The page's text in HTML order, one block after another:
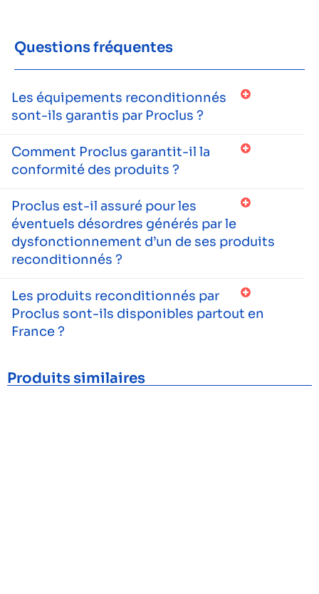
Questions fréquentes
Les équipements reconditionnés
sont-ils garantis par Proclus ?
Comment Proclus garantit-il la
conformité des produits ?
Proclus est-il assuré pour les
éventuels désordres générés par le
dysfonctionnement d’un de ses produits
reconditionnés ?
Les produits reconditionnés par
Proclus sont-ils disponibles partout en
France ?
Produits similaires